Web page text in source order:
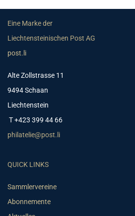
Eine Marke der
Liechtensteinischen Post AG
post.li
Alte Zollstrasse 11
9494 Schaan
Liechtenstein
T +423 399 44 66
philatelie@post.li
QUICK LINKS
Sammlervereine
Abonnemente